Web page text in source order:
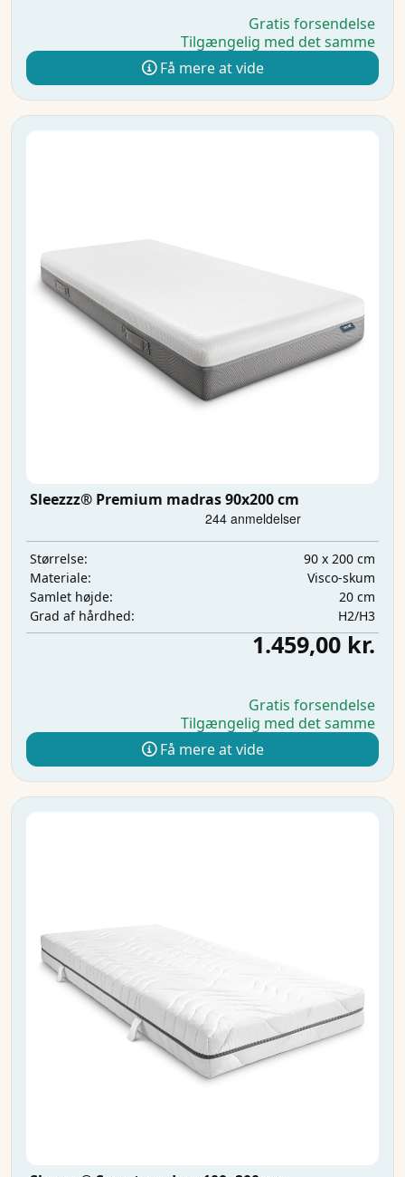
Gratis forsendelse
Tilgængelig med det samme
Få mere at vide
Sleezzz® Premium madras 90x200 cm
Størrelse:
90 x 200 cm
Materiale:
Visco-skum
Samlet højde:
20 cm
Grad af hårdhed:
H2/H3
1.459,00 kr.
Gratis forsendelse
Tilgængelig med det samme
Få mere at vide